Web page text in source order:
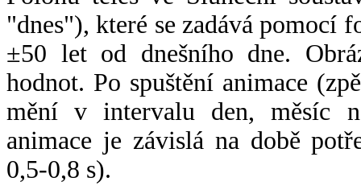
"dnes"), které se zadává pomocí
±50 let od dnešního dne.
hodnot. Po spuštění animace
mění v intervalu den, měsíc
animace je závislá na době
0,5-0,8 s).